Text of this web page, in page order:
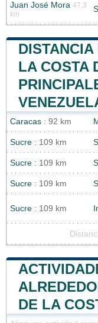
Juan José Mora 47.3
km
LA COSTA
Caracas : 92 km
Sucre : 109 km
Sucre : 109 km
Sucre : 109 km
Sucre : 109 km
DE LA